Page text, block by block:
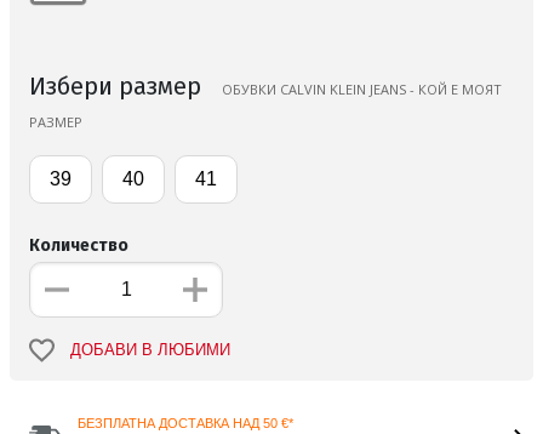
Избери размер
ОБУВКИ CALVIN KLEIN JEANS - КОЙ Е МОЯТ
РАЗМЕР
39 40 41
Количество
ДОБАВИ В ЛЮБИМИ
БЕЗПЛАТНА ДОСТАВКА НАД 50 €*